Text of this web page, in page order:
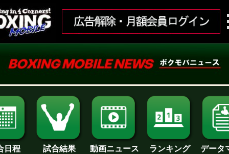
日程 試合結果 動画ニュース ランキング データ